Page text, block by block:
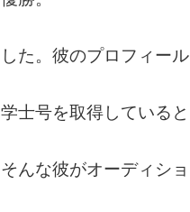
した。彼のプロフィー
学士号を取得していると
そんな彼がオーディシ